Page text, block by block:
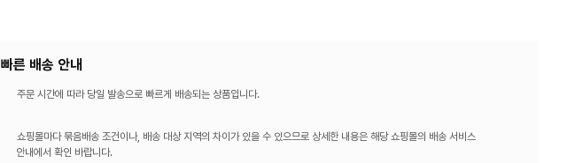
빠른 배송 안내
주문 시간에 따라 당일 발송으로 빠르게 배송되는 상품입니다.
쇼핑몰마다 묶음배송 조건이나, 배송 대상 지역의 차이가 있을 수 있으므로 상세한 내용은 해당 쇼핑몰의 배송 서비스
안내에서 확인 바랍니다.